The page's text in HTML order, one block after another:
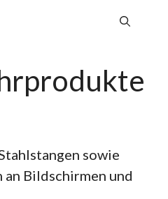
sowie
an Bildschirmen und